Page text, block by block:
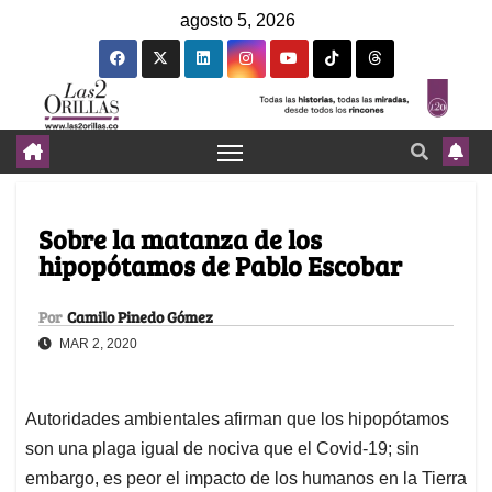
agosto 5, 2026
Sobre la matanza de los
hipopótamos de Pablo Escobar
Por Camilo Pinedo Gómez
MAR 2, 2020
Autoridades ambientales afirman que los hipopótamos
son una plaga igual de nociva que el Covid-19; sin
embargo, es peor el impacto de los humanos en la Tierra